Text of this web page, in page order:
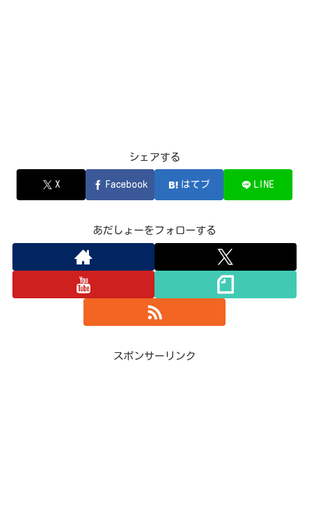
シェアする
X Facebook はてブ LINE
あだしょーをフォローする
スポンサーリンク